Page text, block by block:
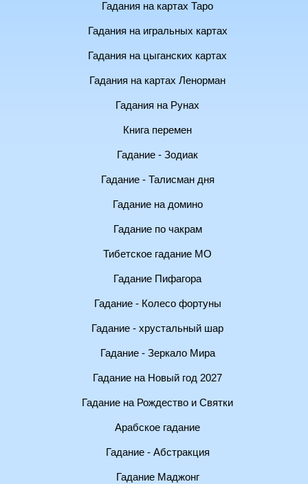
Гадания на картах Таро
Гадания на игральных картах
Гадания на цыганских картах
Гадания на картах Ленорман
Гадания на Рунах
Книга перемен
Гадание - Зодиак
Гадание - Талисман дня
Гадание на домино
Гадание по чакрам
Тибетское гадание МО
Гадание Пифагора
Гадание - Колесо фортуны
Гадание - хрустальный шар
Гадание - Зеркало Мира
Гадание на Новый год 2027
Гадание на Рождество и Святки
Арабское гадание
Гадание - Абстракция
Гадание Маджонг